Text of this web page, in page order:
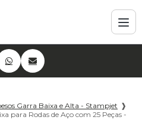
Garra Baixa e Alta - Stampjet ❱
para Rodas de Aço com 25 Peças -